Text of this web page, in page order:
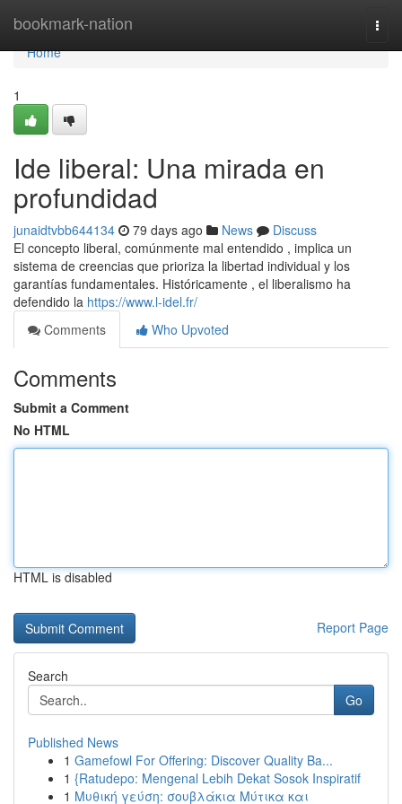
bookmark-nation
Home
Home
1
Ide liberal: Una mirada en
profundidad
junaidtvbb644134 79 days ago News
Discuss
El concepto liberal, comúnmente mal entendido , implica un
sistema de creencias que prioriza la libertad individual y los
garantías fundamentales. Históricamente , el liberalismo ha
defendido la https://www.l-idel.fr/
Comments
Who Upvoted
Comments
Submit a Comment
No HTML
HTML is disabled
Report Page
Search
Go
Published News
1 Gamefowl For Offering: Discover Quality Ba...
1 {Ratudepo: Mengenal Lebih Dekat Sosok Inspiratif
1 Μυθική γεύση: σουβλάκια Μύτικα και